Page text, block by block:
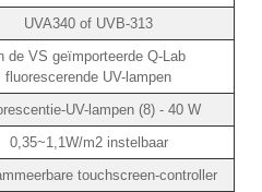
UVA340 of UVB-313
de VS geïmporteerde Q-Lab
fluorescerende UV-lampen
UV-lampen (8) - 40 W
0,35~1,1W/m2 instelbaar
touchscreen-controller